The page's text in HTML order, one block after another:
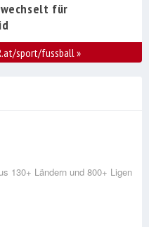
für
sport/fussball»
130+ Ländern und 800+ Ligen